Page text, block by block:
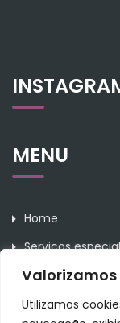
Utilizamos
MENU
Home
Serviços
Contato